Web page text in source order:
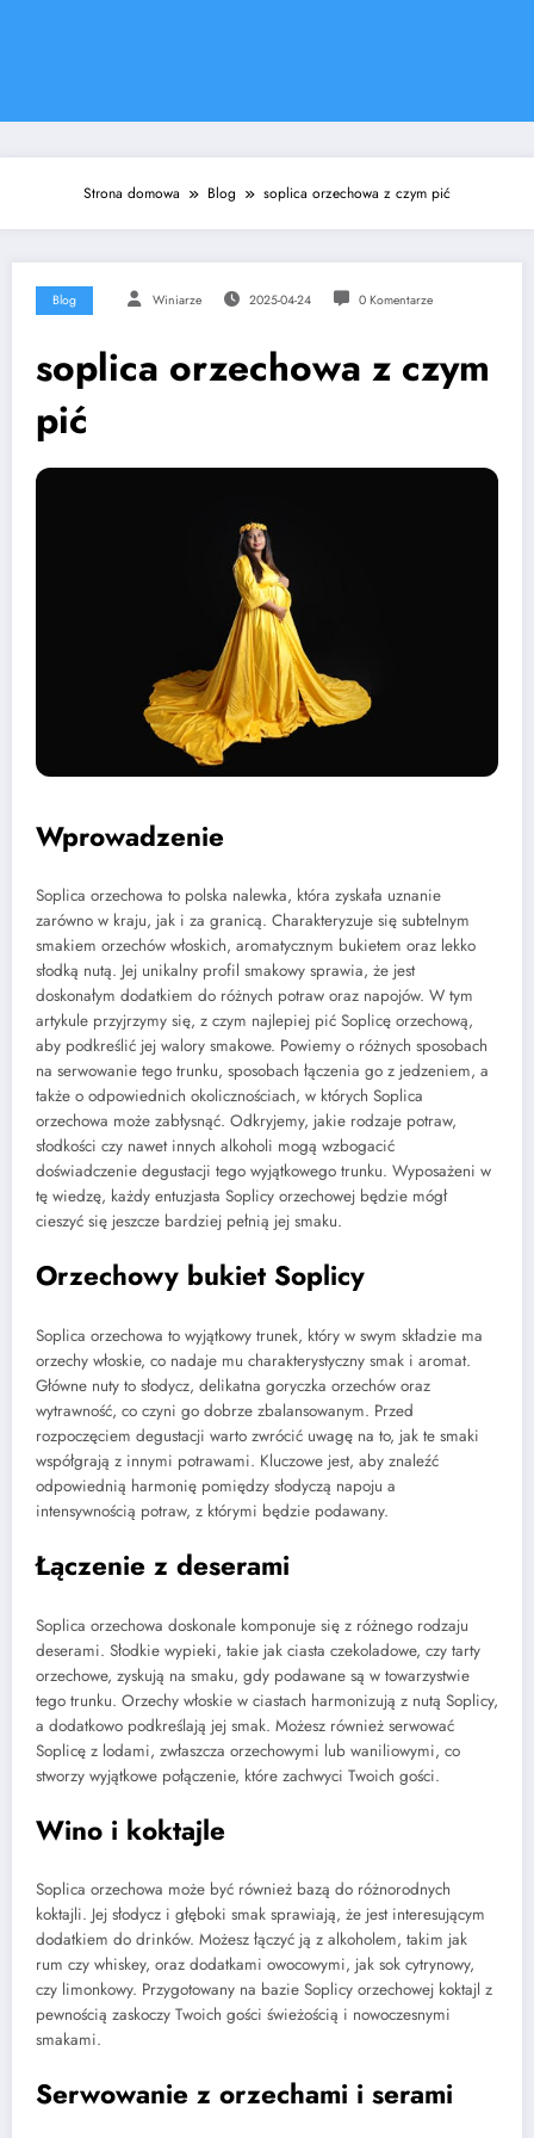
Strona domowa Blog soplica orzechowa z czym pić
Blog Winiarze 2025-04-24 0 Komentarze
soplica orzechowa z czym
pić
Wprowadzenie
Soplica orzechowa to polska nalewka, która zyskała uznanie
zarówno w kraju, jak i za granicą. Charakteryzuje się subtelnym
smakiem orzechów włoskich, aromatycznym bukietem oraz lekko
słodką nutą. Jej unikalny profil smakowy sprawia, że jest
doskonałym dodatkiem do różnych potraw oraz napojów. W tym
artykule przyjrzymy się, z czym najlepiej pić Soplicę orzechową,
aby podkreślić jej walory smakowe. Powiemy o różnych sposobach
na serwowanie tego trunku, sposobach łączenia go z jedzeniem, a
także o odpowiednich okolicznościach, w których Soplica
orzechowa może zabłysnąć. Odkryjemy, jakie rodzaje potraw,
słodkości czy nawet innych alkoholi mogą wzbogacić
doświadczenie degustacji tego wyjątkowego trunku. Wyposażeni w
tę wiedzę, każdy entuzjasta Soplicy orzechowej będzie mógł
cieszyć się jeszcze bardziej pełnią jej smaku.
Orzechowy bukiet Soplicy
Soplica orzechowa to wyjątkowy trunek, który w swym składzie ma
orzechy włoskie, co nadaje mu charakterystyczny smak i aromat.
Główne nuty to słodycz, delikatna goryczka orzechów oraz
wytrawność, co czyni go dobrze zbalansowanym. Przed
rozpoczęciem degustacji warto zwrócić uwagę na to, jak te smaki
współgrają z innymi potrawami. Kluczowe jest, aby znaleźć
odpowiednią harmonię pomiędzy słodyczą napoju a
intensywnością potraw, z którymi będzie podawany.
Łączenie z deserami
Soplica orzechowa doskonale komponuje się z różnego rodzaju
deserami. Słodkie wypieki, takie jak ciasta czekoladowe, czy tarty
orzechowe, zyskują na smaku, gdy podawane są w towarzystwie
tego trunku. Orzechy włoskie w ciastach harmonizują z nutą Soplicy,
a dodatkowo podkreślają jej smak. Możesz również serwować
Soplicę z lodami, zwłaszcza orzechowymi lub waniliowymi, co
stworzy wyjątkowe połączenie, które zachwyci Twoich gości.
Wino i koktajle
Soplica orzechowa może być również bazą do różnorodnych
koktajli. Jej słodycz i głęboki smak sprawiają, że jest interesującym
dodatkiem do drinków. Możesz łączyć ją z alkoholem, takim jak
rum czy whiskey, oraz dodatkami owocowymi, jak sok cytrynowy,
czy limonkowy. Przygotowany na bazie Soplicy orzechowej koktajl z
pewnością zaskoczy Twoich gości świeżością i nowoczesnymi
smakami.
Serwowanie z orzechami i serami